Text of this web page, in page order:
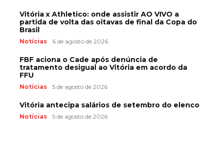
Vitória x Athletico: onde assistir AO VIVO a
partida de volta das oitavas de final da Copa do
Brasil
Notícias 6 de agosto de 2026
FBF aciona o Cade após denúncia de
tratamento desigual ao Vitória em acordo da
FFU
Notícias 5 de agosto de 2026
Vitória antecipa salários de setembro do elenco
Notícias 5 de agosto de 2026